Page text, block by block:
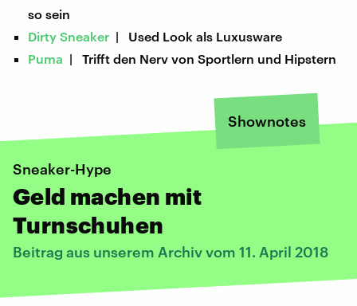
so sein
Dirty Sneaker | Used Look als Luxusware
Puma | Trifft den Nerv von Sportlern und Hipstern
Shownotes
Sneaker-Hype
Geld machen mit
Turnschuhen
Beitrag aus unserem Archiv vom 11. April 2018